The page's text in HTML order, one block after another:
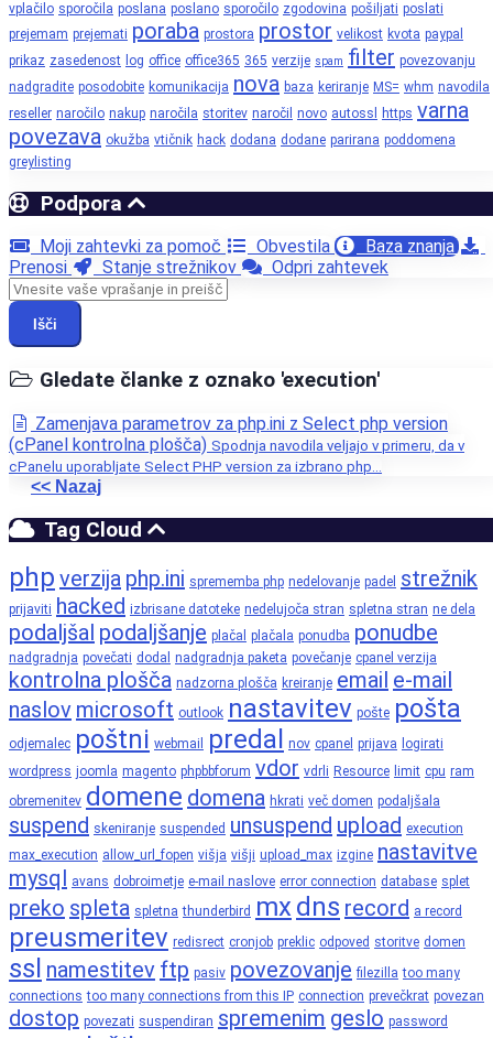
vplačilo sporočila poslana poslano sporočilo zgodovina pošiljati poslati
prejemam prejemati poraba prostora prostor velikost kvota paypal
prikaz zasedenost log office office365 365 verzije spam filter povezovanju
nadgradite posodobite komunikacija nova baza keriranje MS= whm navodila
reseller naročilo nakup naročila storitev naročil novo autossl https varna
povezava okužba vtičnik hack dodana dodane parirana poddomena
greylisting
Podpora
Moji zahtevki za pomoč Obvestila
Baza znanja
Prenosi
Stanje strežnikov Odpri zahtevek
Išči
Gledate članke z oznako 'execution'
Zamenjava parametrov za php.ini z Select php version
(cPanel kontrolna plošča) Spodnja navodila veljajo v primeru, da v
cPanelu uporabljate Select PHP version za izbrano php...
<< Nazaj
Tag Cloud
php verzija php.ini sprememba php nedelovanje padel strežnik
prijaviti hacked izbrisane datoteke nedelujoča stran spletna stran ne dela
podaljšal podaljšanje plačal plačala ponudba ponudbe
nadgradnja povečati dodal nadgradnja paketa povečanje cpanel verzija
kontrolna plošča nadzorna plošča kreiranje email e-mail
naslov microsoft outlook nastavitev pošte pošta
odjemalec poštni webmail predal nov cpanel prijava
logirati
wordpress joomla magento phpbbforum vdor vdrli Resource limit cpu ram
obremenitev domene domena hkrati več domen podaljšala
suspend skeniranje suspended unsuspend upload execution
max_execution allow_url_fopen višja višji upload_max izgine nastavitve
mysql avans dobroimetje e-mail naslove error connection database splet
preko spleta spletna thunderbird mx dns record a record
preusmeritev redisrect cronjob preklic odpoved storitve domen
ssl namestitev ftp pasiv povezovanje filezilla too many
connections too many connections from this IP connection prevečkrat povezan
dostop povezati suspendiran spremenim geslo password